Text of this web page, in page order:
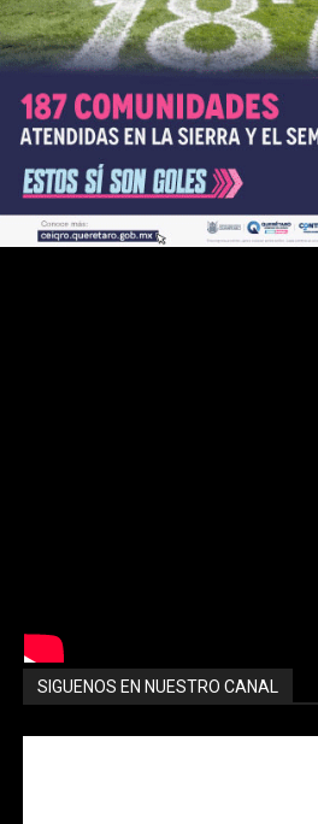
SIGUENOS EN NUESTRO CANAL